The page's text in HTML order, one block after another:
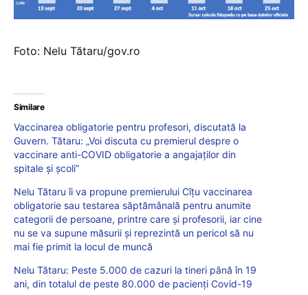
Foto: Nelu Tătaru/gov.ro
Similare
Vaccinarea obligatorie pentru profesori, discutată la
Guvern. Tătaru: „Voi discuta cu premierul despre o
vaccinare anti-COVID obligatorie a angajaților din
spitale și școli”
Nelu Tătaru îi va propune premierului Cîțu vaccinarea
obligatorie sau testarea săptămânală pentru anumite
categorii de persoane, printre care și profesorii, iar cine
nu se va supune măsurii și reprezintă un pericol să nu
mai fie primit la locul de muncă
Nelu Tătaru: Peste 5.000 de cazuri la tineri până în 19
ani, din totalul de peste 80.000 de pacienți Covid-19